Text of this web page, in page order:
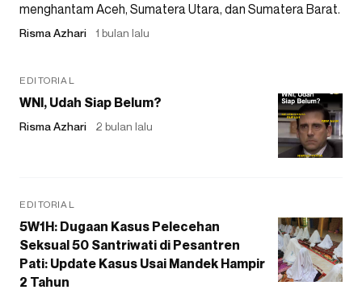
menghantam Aceh, Sumatera Utara, dan Sumatera Barat.
Risma Azhari 1 bulan lalu
EDITORIAL
WNI, Udah Siap Belum?
Risma Azhari 2 bulan lalu
EDITORIAL
5W1H: Dugaan Kasus Pelecehan
Seksual 50 Santriwati di Pesantren
Pati: Update Kasus Usai Mandek Hampir
2 Tahun